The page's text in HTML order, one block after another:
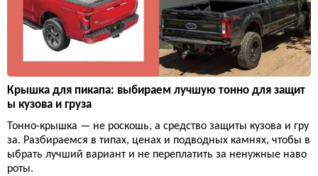
Крышка для пикапа: выбираем лучшую тонно для защит
ы кузова и груза
Тонно-крышка — не роскошь, а средство защиты кузова и гру
за. Разбираемся в типах, ценах и подводных камнях, чтобы в
ыбрать лучший вариант и не переплатить за ненужные наво
роты.